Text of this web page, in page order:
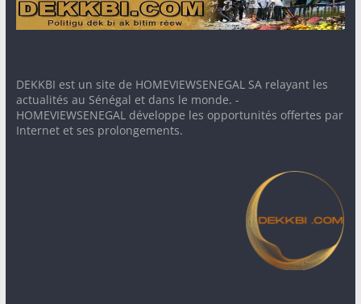
DEKKBI est un site de HOMEVIEWSENEGAL SA relayant les
actualités au Sénégal et dans le monde. -
HOMEVIEWSENEGAL développe les opportunités offertes par
Internet et ses prolongements.